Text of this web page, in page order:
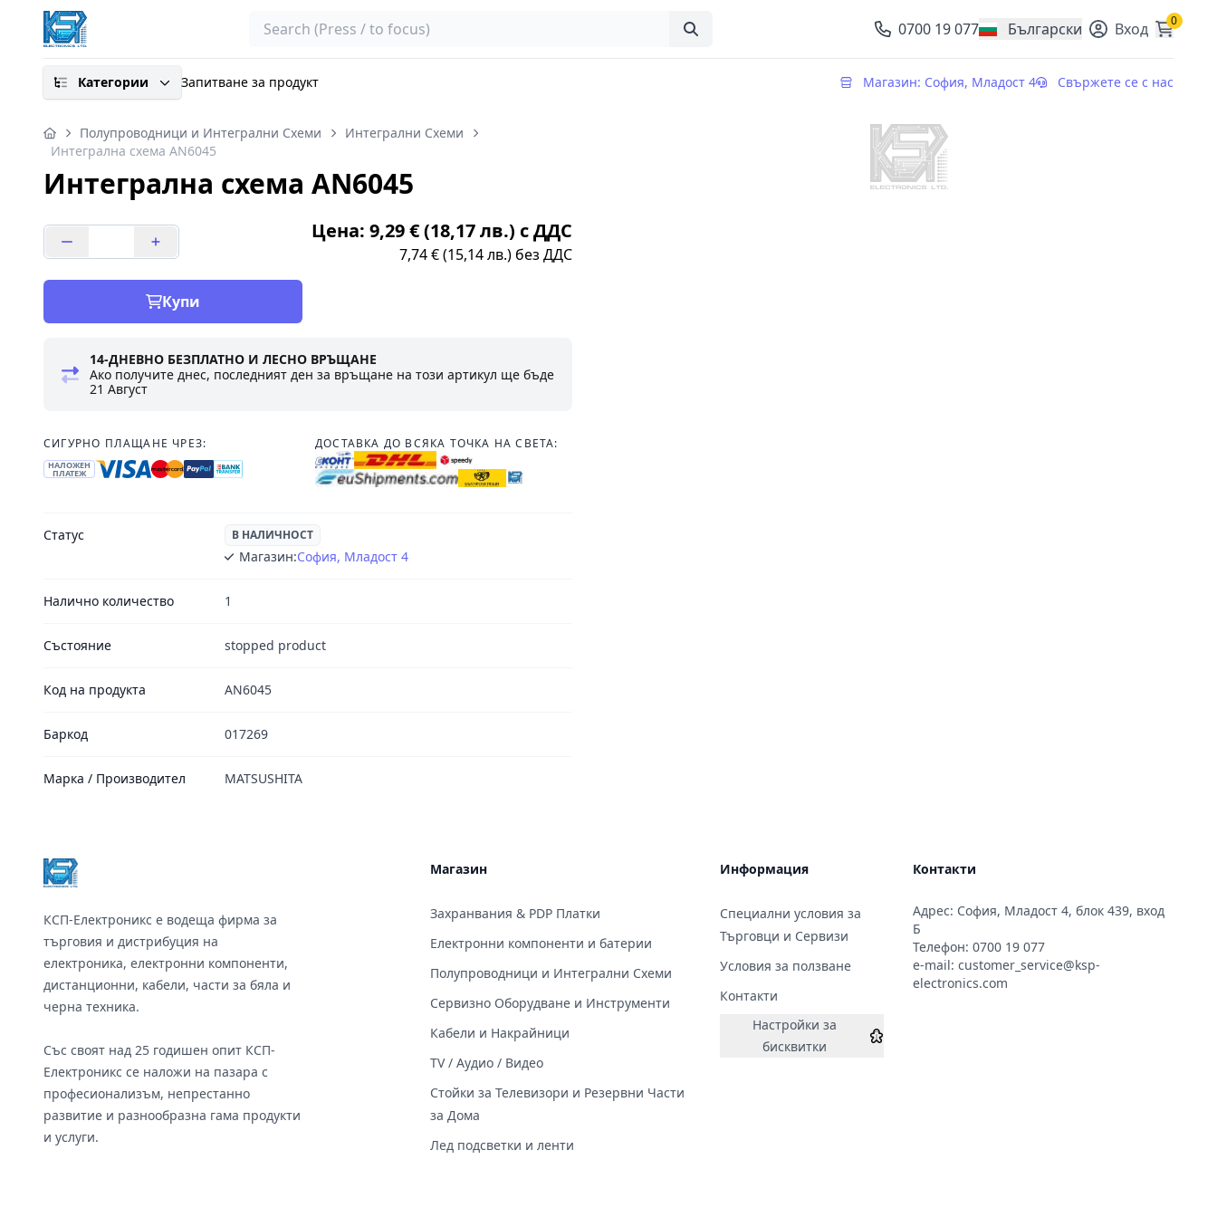
Search 0700 19 077 Български
, change currency Вход 0
Категории Запитване за продукт Магазин: София, Младост 4 Свържете се с нас
Полупроводници и Интегрални Схеми
Интегрални Схеми
Интегрална схема AN6045
Интегрална схема AN6045
Цена: 9,29 € (18,17 лв.) с ДДС
7,74 € (15,14 лв.) без ДДС
Купи
14-ДНЕВНО БЕЗПЛАТНО И ЛЕСНО ВРЪЩАНЕ
Ако получите днес, последният ден за връщане на този артикул ще бъде
21 Август
СИГУРНО ПЛАЩАНЕ ЧРЕЗ:
НАЛОЖЕН
ПЛАТЕЖ
ДОСТАВКА ДО ВСЯКА ТОЧКА НА СВЕТА:
Статус В НАЛИЧНОСТ
Магазин:София, Младост 4
Налично количество 1
Състояние stopped product
Код на продукта AN6045
Баркод 017269
Марка / Производител MATSUSHITA
КСП-Електроникс е водеща фирма за
търговия и дистрибуция на
електроника, електронни компоненти,
дистанционни, кабели, части за бяла и
черна техника.
Със своят над 25 годишен опит КСП-
Електроникс се наложи на пазара с
професионализъм, непрестанно
развитие и разнообразна гама продукти
и услуги.
Магазин
Захранвания & PDP Платки
Електронни компоненти и батерии
Полупроводници и Интегрални Схеми
Сервизно Оборудване и Инструменти
Кабели и Накрайници
TV / Аудио / Видео
Стойки за Телевизори и Резервни Части
за Дома
Лед подсветки и ленти
Информация
Специални условия за
Търговци и Сервизи
Условия за ползване
Контакти
Настройки за
бисквитки
Контакти
Адрес: София, Младост 4, блок 439, вход
Б
Телефон: 0700 19 077
e-mail: customer_service@ksp-
electronics.com